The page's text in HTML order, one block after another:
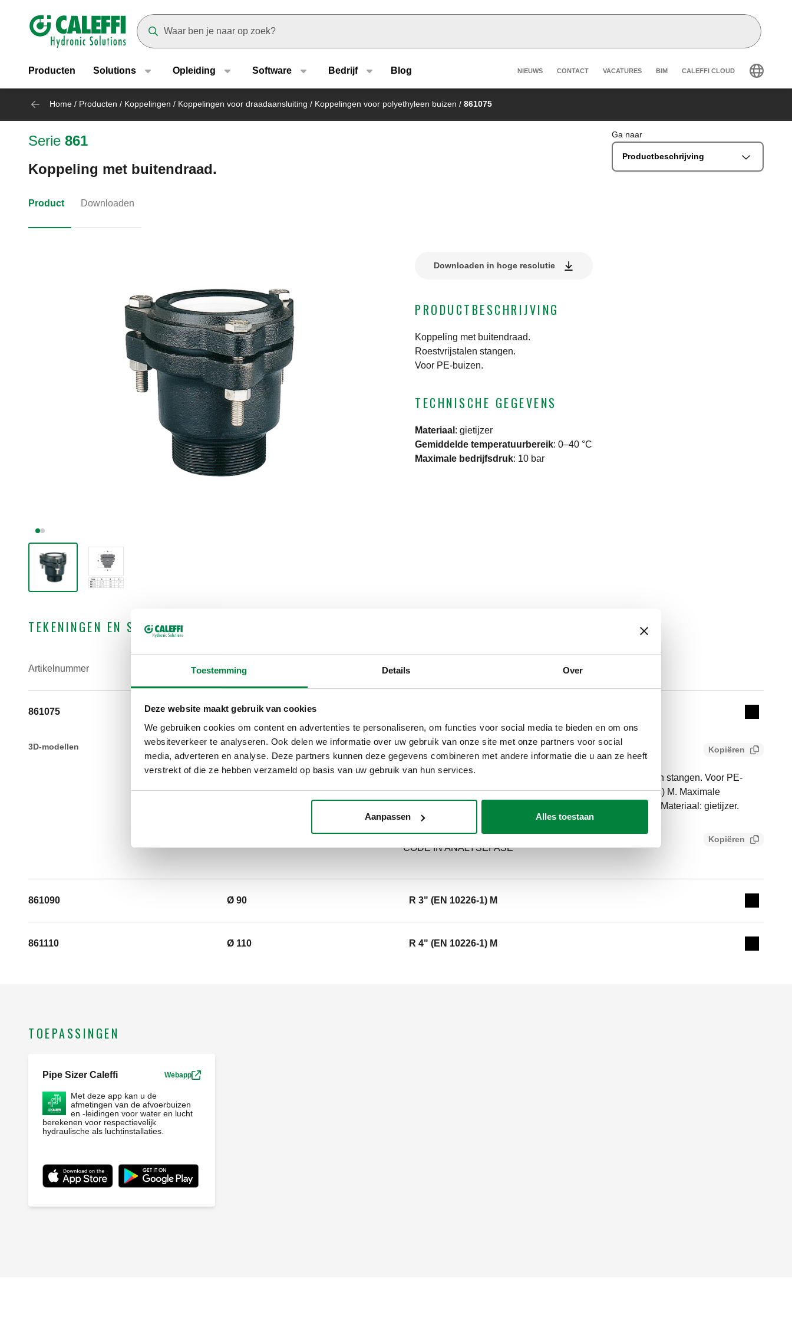
Toestemming Details Over
Deze website maakt gebruik van cookies
We gebruiken cookies om content en advertenties te personaliseren, om functies voor social media te bieden en om ons
websiteverkeer te analyseren. Ook delen we informatie over uw gebruik van onze site met onze partners voor social
media, adverteren en analyse. Deze partners kunnen deze gegevens combineren met andere informatie die u aan ze heeft
verstrekt of die ze hebben verzameld op basis van uw gebruik van hun services.
Aanpassen Alles toestaan
Header main navigation
Producten Solutions Opleiding Software Bedrijf Blog Header secondary navigation
NIEUWS CONTACT VACATURES BIM CALEFFI CLOUD
Home / Producten / Koppelingen / Koppelingen voor draadaansluiting / Koppelingen voor polyethyleen buizen / 861075
Serie 861
Koppeling met buitendraad.
Ga naar
Productbeschrijving
Product Downloaden
Downloaden in hoge resolutie
PRODUCTBESCHRIJVING
Koppeling met buitendraad.
Roestvrijstalen stangen.
Voor PE-buizen.
TECHNISCHE GEGEVENS
Materiaal : gietijzer
Gemiddelde temperatuurbereik: 0–40 °C
Maximale bedrijfsdruk: 10 bar
TEKENINGEN EN SPECIFICATIES
Artikelnummer Buisdiameter
Aansluiting
861075 Ø 75
Collapse
3D-modellen Bestektekst Kopiëren
CALEFFI, 861075. Koppeling met buitendraad. Roestvrijstalen stangen. Voor PE-
buizen. Buisdiameter: Ø 75. Aansluiting: R 2 1/2" (EN 10226-1) M. Maximale
bedrijfsdruk: 10 bar. Gemiddelde temperatuurbereik: 0–40 °C. Materiaal: gietijzer.
SCIP code
CODE IN ANALYSEFASE
Kopiëren
861090 Ø 90 R 3" (EN 10226-1) M
Expand
861110 Ø 110 R 4" (EN 10226-1) M
Expand
TOEPASSINGEN
Pipe Sizer Caleffi Webapp
Met deze app kan u de
afmetingen van de afvoerbuizen
en -leidingen voor water en lucht
berekenen voor respectievelijk
hydraulische als luchtinstallaties.